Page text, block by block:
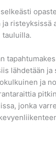
ja
lähdetään
ja
jonka